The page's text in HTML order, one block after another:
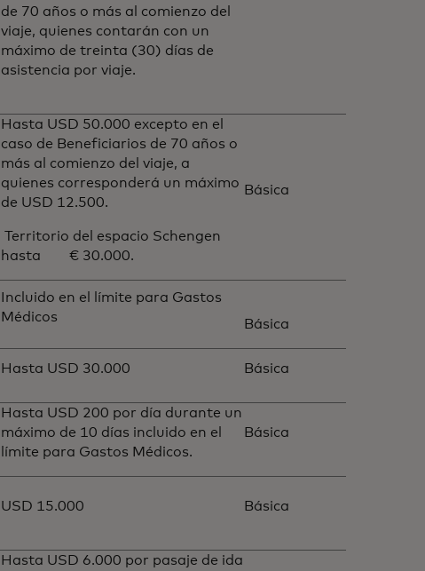
de 70 años o más al comienzo del
viaje, quienes contarán con un
máximo de treinta (30) días de
asistencia por viaje.
Hasta USD 50.000 excepto en el
caso de Beneficiarios de 70 años o
más al comienzo del viaje, a
quienes corresponderá un máximo
de USD 12.500.
Territorio del espacio Schengen
hasta € 30.000.
Básica
Incluido en el límite para Gastos
Médicos
Básica
Hasta USD 30.000 Básica
Hasta USD 200 por día durante un
máximo de 10 días incluido en el
límite para Gastos Médicos.
Básica
USD 15.000 Básica
Hasta USD 6.000 por pasaje de ida